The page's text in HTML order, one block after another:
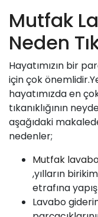
Mutfak
Neden
Hayatımızın bir
için çok
hayatımızda en
tıkanıklığının
aşağıdaki
nedenler;
Mutfak
,yılların
etrafına
Lavabo